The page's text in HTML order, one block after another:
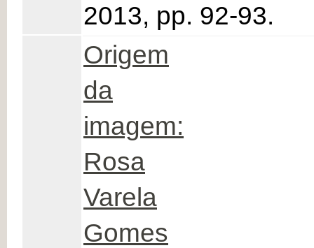
2013, pp. 92-93.
Origem
da
imagem:
Rosa
Varela
Gomes